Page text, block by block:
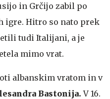
in Grčijo zabil po
igre. Hitro so nato prek
tudi Italijani, a je
mimo vrat.
albanskim vratom in v
Bastonija.V 16.